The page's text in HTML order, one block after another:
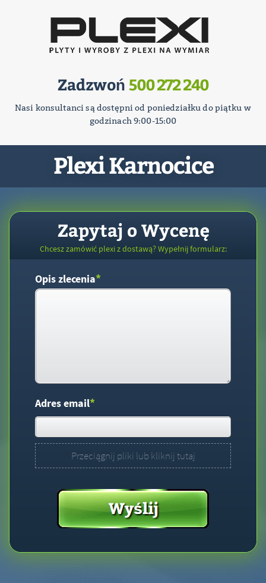
Zadzwoń 500 272 240
Nasi konsultanci są dostępni od poniedziałku do piątku w
godzinach 9:00-15:00
Plexi Karnocice
Zapytaj o Wycenę
Chcesz zamówić plexi z dostawą? Wypełnij formularz:
Opis zlecenia*
Adres email*
Przeciągnij pliki lub kliknij tutaj